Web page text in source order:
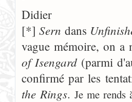
Didier
[*]Sern dans
vague mémoire, on
of Isengard (parmi
confirmé par les
the Rings. Je me